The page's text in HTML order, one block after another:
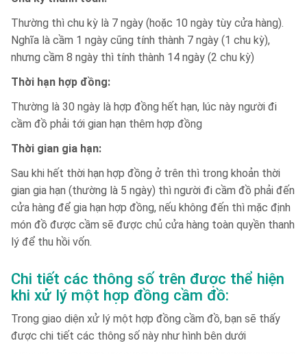
Thường thì chu kỳ là 7 ngày (hoặc 10 ngày tùy cửa hàng).
Nghĩa là cầm 1 ngày cũng tính thành 7 ngày (1 chu kỳ),
nhưng cầm 8 ngày thì tính thành 14 ngày (2 chu kỳ)
Thời hạn hợp đồng:
Thường là 30 ngày là hợp đồng hết hạn, lúc này người đi
cầm đồ phải tới gian hạn thêm hợp đồng
Thời gian gia hạn:
Sau khi hết thời hạn hợp đồng ở trên thì trong khoản thời
gian gia hạn (thường là 5 ngày) thì người đi cầm đồ phải đến
cửa hàng để gia hạn hợp đồng, nếu không đến thì mặc định
món đồ được cầm sẽ được chủ cửa hàng toàn quyền thanh
lý để thu hồi vốn.
Chi tiết các thông số trên được thể hiện
khi xử lý một hợp đồng cầm đồ:
Trong giao diện xử lý một hợp đồng cầm đồ, bạn sẽ thấy
được chi tiết các thông số này như hình bên dưới